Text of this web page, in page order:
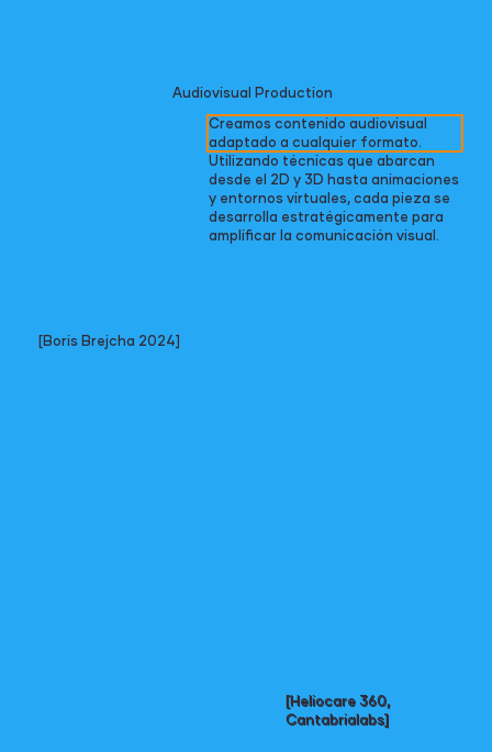
Audiovisual Production
Creamos contenido audiovisual
adaptado a cualquier formato.
Utilizando técnicas que abarcan
desde el 2D y 3D hasta animaciones
y entornos virtuales, cada pieza se
desarrolla estratégicamente para
amplificar la comunicación visual.
[Boris Brejcha 2024]
[Heliocare 360,
Cantabrialabs]